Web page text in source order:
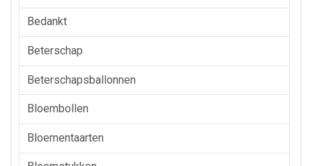
Bedankt
Beterschap
Beterschapsballonnen
Bloembollen
Bloementaarten